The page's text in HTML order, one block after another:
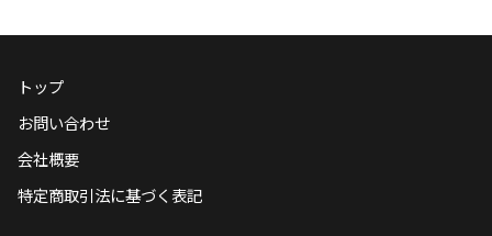
トップ
お問い合わせ
会社概要
特定商取引法に基づく表記